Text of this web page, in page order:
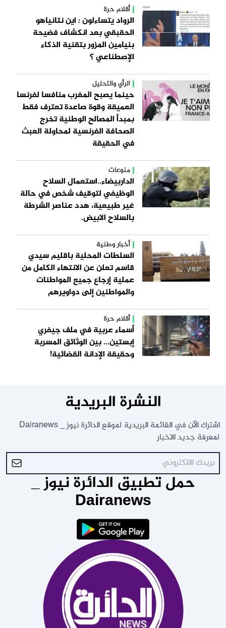
أقلام حرة
الرواد يتساءلون : اين نتانياهو
الحقبقي بعد انكشاف فضيحة
بنيامين المزور بتقنية الذكاء
الإصطناعي ؟
الرأي والتحليل
حينما يصبح المغرب منافسا لفرنسا
العميقة وقوة صاعدة تعترف فقط
بمبدأ المصالح الوطنية تخرج
الصحافة الفرنسية لمحاولة العبث
في الحقيقة
منوعات
الداربيضاء..استعمال السلاح
الوظيفي لتوقيف شخص في حالة
غير طبيعية، هدد عناصر الشرطة
بالسلاح الابيض.
أخبار وطنية
السلطات المحلية باقليم سيدي
قاسم تعلن عن الانتهاء الكامل من
عملية إرجاع جميع المواطنات
والمواطنين إلى دواويرهم
أقلام حرة
أسماء عربية في ملف جيفري
إبستين… بين الوثائق المسربة
وحقيقة الإدانة القضائية!
النشرة البريدية
اشترك الآن في القائمة البريدية لموقع الدائرة نيوز _ Dairanews
لمعرفة جديد الاخبار
حمل تطبيق الدائرة نيوز _
Dairanews